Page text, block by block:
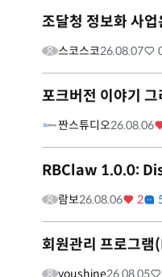
조달청 정보화 사
스코스코26.08.07
포크버전 이야기
짠스튜디오26.08.06
RBClaw 1.0.0:
람보26.08.06 2
회원관리 프로그
youshine26.08.05